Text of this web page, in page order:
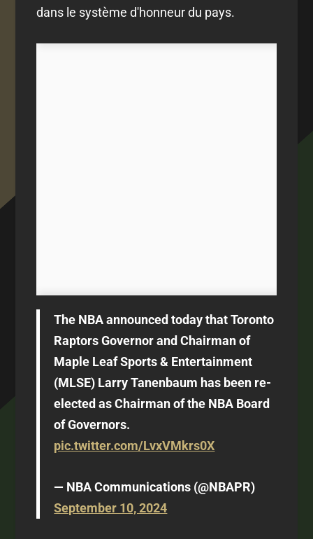
dans le système d'honneur du pays.
The NBA announced today that Toronto
Raptors Governor and Chairman of
Maple Leaf Sports & Entertainment
(MLSE) Larry Tanenbaum has been re-
elected as Chairman of the NBA Board
of Governors.
pic.twitter.com/LvxVMkrs0X
— NBA Communications (@NBAPR)
September 10, 2024